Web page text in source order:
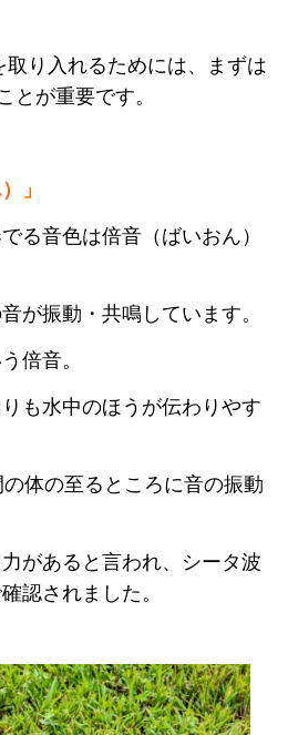
り入れるためには、まずは
とが重要です。
」
る音色は倍音（ばいおん）
が振動・共鳴しています。
倍音。
も水中のほうが伝わりやす
体の至るところに音の振動
があると言われ、シータ波
認されました。